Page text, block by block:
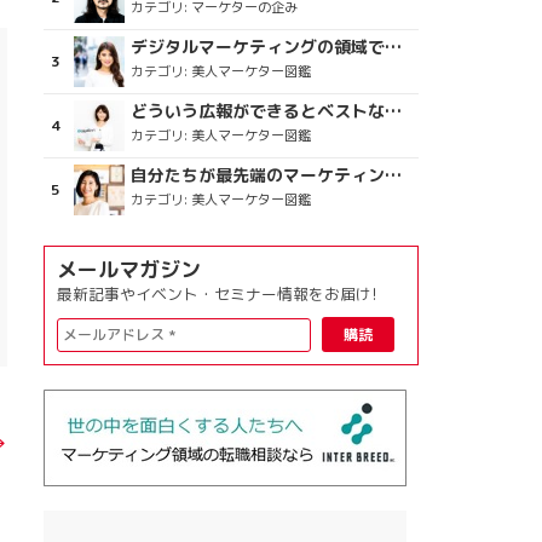
カテゴリ: マーケターの企み
デジタルマーケティングの領域で、海外というステージに
カテゴリ: 美人マーケター図鑑
どういう広報ができるとベストなのか
カテゴリ: 美人マーケター図鑑
自分たちが最先端のマーケティングを目指す
カテゴリ: 美人マーケター図鑑
メールマガジン
最新記事やイベント・セミナー情報をお届け!